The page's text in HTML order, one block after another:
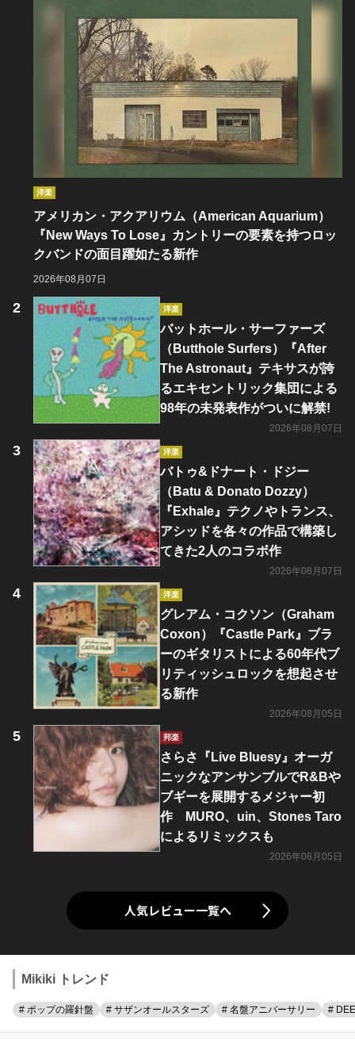
洋楽
アメリカン・アクアリウム（American Aquarium）
『New Ways To Lose』カントリーの要素を持つロッ
クバンドの面目躍如たる新作
2026年08月07日
洋楽
バットホール・サーファーズ
（Butthole Surfers）『After
The Astronaut』テキサスが誇
るエキセントリック集団による
98年の未発表作がついに解禁!
2026年08月07日
洋楽
バトゥ&ドナート・ドジー
（Batu & Donato Dozzy）
『Exhale』テクノやトランス、
アシッドを各々の作品で構築し
てきた2人のコラボ作
2026年08月07日
洋楽
グレアム・コクソン（Graham
Coxon）『Castle Park』ブラ
ーのギタリストによる60年代ブ
リティッシュロックを想起させ
る新作
2026年08月05日
邦楽
さらさ『Live Bluesy』オーガ
ニックなアンサンブルでR&Bや
ブギーを展開するメジャー初
作 MURO、uin、Stones Taro
によるリミックスも
2026年08月05日
人気レビュー一覧へ
Mikiki トレンド
# ポップの羅針盤 # サザンオールスターズ # 名盤アニバーサリー #